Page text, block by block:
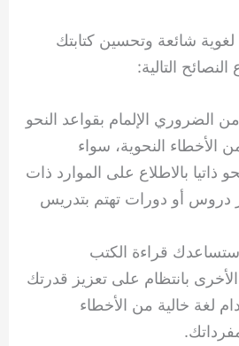
شائعة وتحسين كتابتك
التالية:
من الضروري الإلمام بقواعد النحو
الأخطاء النحوية، سواء
ذاتيا بالاطلاع على الموارد ذات
دروس أو دورات تهتم بتدريس
قراءة الكتب
الأخرى بانتظام على تعزيز قدرتك
لغة خالية من الأخطاء